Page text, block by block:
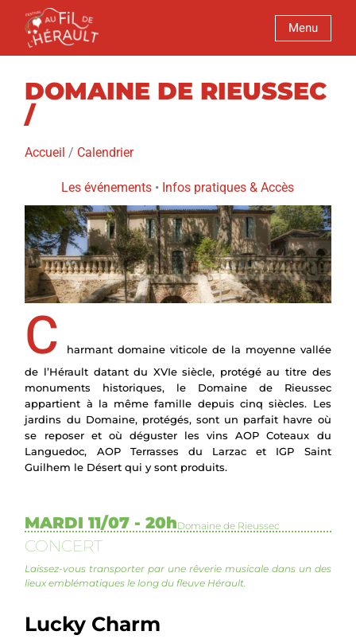
Menu
DOMAINE DE RIEUSSEC
/
Accueil / Calendrier
Les événements • Infos pratiques& Accès
C
harmant domaine viticole de la moyenne vallée
de l’Hérault datant du XVIe siècle, protégé au titre des
monuments historiques, le Domaine de Rieussec
appartient à la même famille depuis cinq siècles. Les
jardins du Domaine, protégés, sont un parfait havre où
se reposer et où déguster les vins AOP Coteaux du
Languedoc, AOP Terrasses du Larzac et IGP Saint
Guilhem le Désert qui y sont produits.
MARDI 11/07 - 20hDomaine de Rieussec
CONCERT
Laissez-vous transporter par une rêverie musicale dans un des
lieux emblématiques le long du fleuve Hérault.
Lucky Charm